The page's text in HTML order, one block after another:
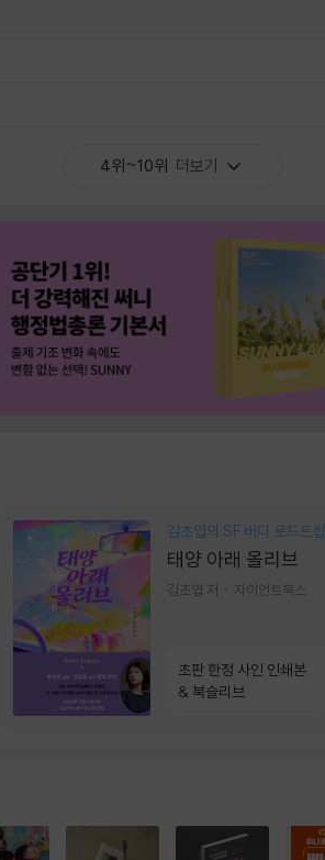
4위~10위 더보기
김초엽의 SF 버디 로드트립
태양 아래 올리브
김초엽 저 자이언트북스
초판 한정 사인 인쇄본
& 북슬리브